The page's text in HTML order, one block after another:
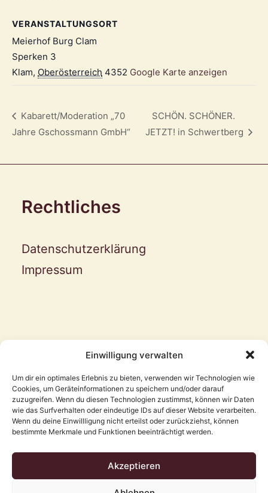
Einwilligung verwalten
Um dir ein optimales Erlebnis zu bieten, verwenden wir Technologien wie
Cookies, um Geräteinformationen zu speichern und/oder darauf
zuzugreifen. Wenn du diesen Technologien zustimmst, können wir Daten
wie das Surfverhalten oder eindeutige IDs auf dieser Website verarbeiten.
Wenn du deine Einwillligung nicht erteilst oder zurückziehst, können
bestimmte Merkmale und Funktionen beeinträchtigt werden.
Akzeptieren
VERANSTALTUNGSORT
Meierhof Burg Clam
Sperken 3
Klam, Oberösterreich 4352 Google Karte anzeigen
Kabarett/Moderation „70
Jahre Gschossmann GmbH“
SCHÖN. SCHÖNER.
JETZT! in Schwertberg
Rechtliches
Datenschutzerklärung
Impressum
Kontakt
Mario Sacher
+43 664 73704156